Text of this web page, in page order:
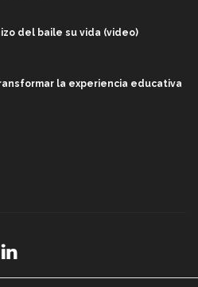
del baile su vida (video)
la experiencia educativa